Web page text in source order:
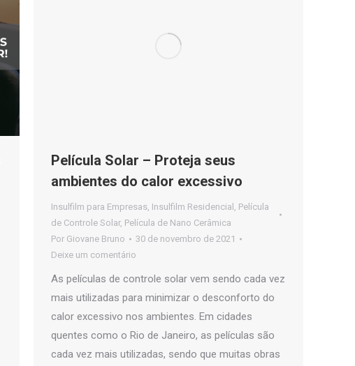
Película Solar – Proteja seus
ambientes do calor excessivo
Insulfilm para Empresas, Insulfilm Residencial , Película
de Controle Solar, Película de Nano Cerâmica
Por Giovane Bruno
30 de novembro de 2021
Deixe um comentário
As películas de controle solar vem sendo cada vez
mais utilizadas para minimizar o desconforto do
calor excessivo nos ambientes. Em cidades
quentes como o Rio de Janeiro, as películas são
cada vez mais utilizadas, sendo que muitas obras